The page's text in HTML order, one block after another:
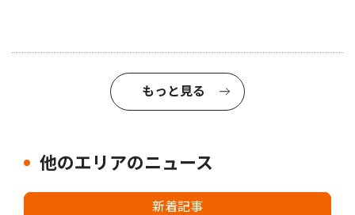
もっと見る
他のエリアのニュース
新着記事